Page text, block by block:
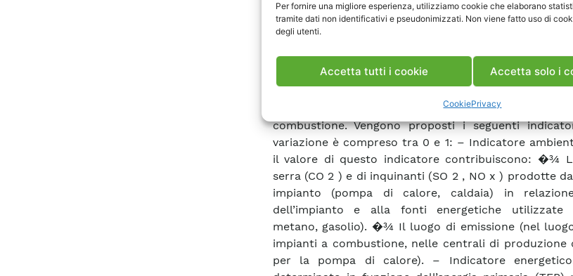
Per fornire una migliore esperienza, utilizziamo cookie che elaborano
tramite dati non identificativi e pseudonimizzati. Non viene fatto uso di
degli utenti.
Accetta tutti i cookie Accetta solo i
CookiePrivacy
l’energia elettrica il 3 %, con forti disomogeneità
sviluppo della rete di distribuzione del metano.
di Convenienza Gli indicatori di convenienza
coefficienti numerici, calcolati con
semplificate, che tengono in considerazione i vari
favorire od ostacolare la diffusione di impianti a
riscaldamento invernale rispetto ad impianti
combustione. Vengono proposti i seguenti
variazione è compreso tra 0 e 1: – Indicatore
il valore di questo indicatore contribuiscono: �¾
serra (CO 2 ) e di inquinanti (SO 2 , NO x ) prodotte
impianto (pompa di calore, caldaia) in
dell’impianto e alla fonti energetiche utilizzate
metano, gasolio). �¾ Il luogo di emissione (nel
impianti a combustione, nelle centrali di produzione
per la pompa di calore). – Indicatore